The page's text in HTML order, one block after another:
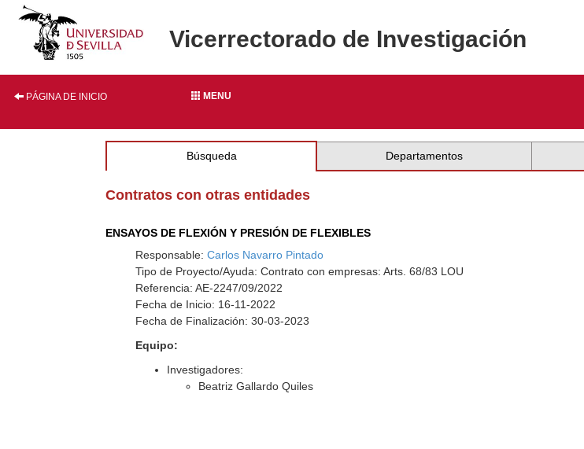
Vicerrectorado de Investigación
PÁGINA DE INICIO MENU
Búsqueda Departamentos
Contratos con otras entidades
ENSAYOS DE FLEXIÓN Y PRESIÓN DE FLEXIBLES
Responsable:Carlos Navarro Pintado
Tipo de Proyecto/Ayuda: Contrato con empresas: Arts. 68/83 LOU
Referencia: AE-2247/09/2022
Fecha de Inicio: 16-11-2022
Fecha de Finalización: 30-03-2023
Equipo:
Investigadores:
Beatriz Gallardo Quiles